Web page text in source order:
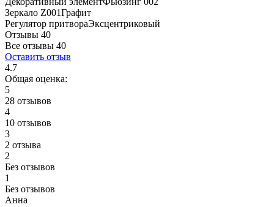
Зеркало Z001Графит
Регулятор притвораЭксцентриковый
Отзывы 40
Все отзывы 40
Оставить отзыв
4.7
Общая оценка:
5
28 отзывов
4
10 отзывов
3
2 отзыва
2
Без отзывов
1
Без отзывов
Анна